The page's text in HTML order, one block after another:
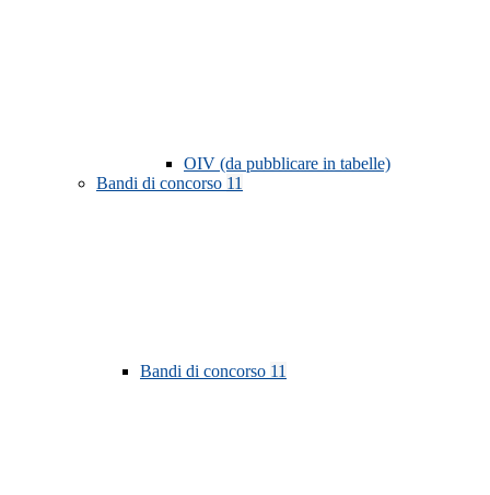
OIV (da pubblicare in tabelle)
Bandi di concorso 11
Bandi di concorso 11